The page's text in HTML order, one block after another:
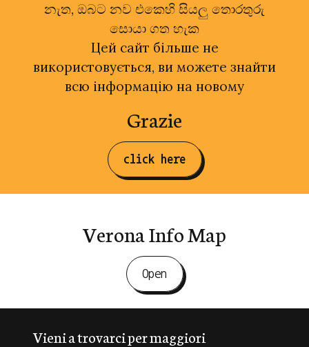
නැත, ඔබට නව එකෙහි සියලු තොරතුරු
සොයා ගත හැක
Цей сайт більше не
використовується, ви можете знайти
всю інформацію на новому
Grazie
click here
Verona Info Map
Open
Vieni a trovarci per maggiori